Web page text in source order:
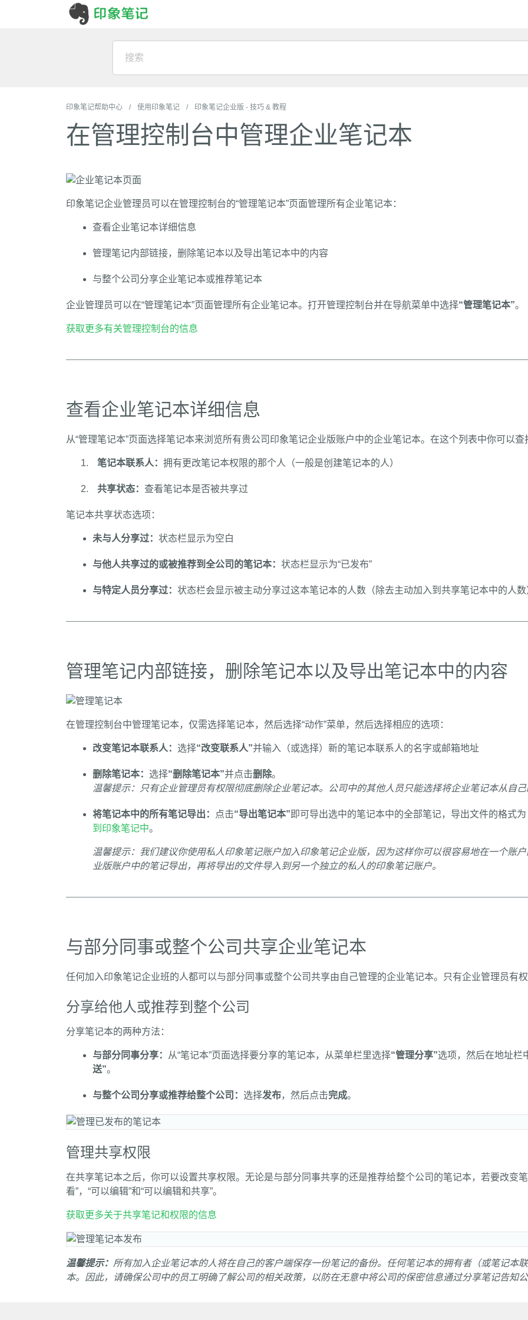
印象笔记帮助中心 使用印象笔记 印象笔记企业版 - 技巧 & 教程
在管理控制台中管理企业笔记本
印象笔记企业管理员可以在管理控制台的“管理笔记本”页面管理所有企业笔记本：
查看企业笔记本详细信息
管理笔记内部链接，删除笔记本以及导出笔记本中的内容
与整个公司分享企业笔记本或推荐笔记本
企业管理员可以在“管理笔记本”页面管理所有企业笔记本。打开管理控制台并在导航菜单中选择“管理笔记本”。
获取更多有关管理控制台的信息
查看企业笔记本详细信息
从“管理笔记本”页面选择笔记本来浏览所有贵公司印象笔记企业版账户中的企业笔记本。在这个列表中你可以查
笔记本联系人： 拥有更改笔记本权限的那个人（一般是创建笔记本的人）
共享状态： 查看笔记本是否被共享过
笔记本共享状态选项：
未与人分享过： 状态栏显示为空白
与他人共享过的或被推荐到全公司的笔记本： 状态栏显示为“已发布”
与特定人员分享过： 状态栏会显示被主动分享过这本笔记本的人数（除去主动加入到共享笔记本中的人数
管理笔记内部链接，删除笔记本以及导出笔记本中的内容
在管理控制台中管理笔记本，仅需选择笔记本，然后选择“动作”菜单，然后选择相应的选项：
改变笔记本联系人： 选择“改变联系人”并输入（或选择）新的笔记本联系人的名字或邮箱地址
删除笔记本： 选择“删除笔记本”并点击删除。
温馨提示：只有企业管理员有权限彻底删除企业笔记本。公司中的其他人员只能选择将企业笔记本从自己
将笔记本中的所有笔记导出： 点击“导出笔记本” 即可导出选中的笔记本中的全部笔记，导出文件的格式
到印象笔记中。
温馨提示：我们建议你使用私人印象笔记账户加入印象笔记企业版，因为这样你可以很容易地在一个账
业版账户中的笔记导出，再将导出的文件导入到另一个独立的私人的印象笔记账户。
与部分同事或整个公司共享企业笔记本
任何加入印象笔记企业班的人都可以与部分同事或整个公司共享由自己管理的企业笔记本。只有企业管理员有
分享给他人或推荐到整个公司
分享笔记本的两种方法：
与部分同事分享： 从“笔记本”页面选择要分享的笔记本，从菜单栏里选择“管理分享”选项，然后在地址栏
送”。
与整个公司分享或推荐给整个公司： 选择发布，然后点击完成。
管理共享权限
在共享笔记本之后，你可以设置共享权限。无论是与部分同事共享的还是推荐给整个公司的笔记本，若要改变
看”，“可以编辑”和“可以编辑和共享”。
获取更多关于共享笔记和权限的信息
温馨提示： 所有加入企业笔记本的人将在自己的客户端保存一份笔记的备份。任何笔记本的拥有者（或笔记本
本。因此，请确保公司中的员工明确了解公司的相关政策，以防在无意中将公司的保密信息通过分享笔记告知公